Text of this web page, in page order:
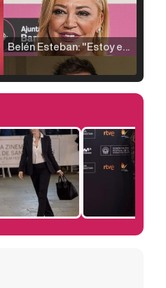
Belén Esteban: "Estoy emocionada, muy contenta y muy feliz por llegar a RTVE"
Manu Baqueiro: "Tuve como referente a Bruce Willis en 'Luz de Luna' para mi trabajo en la serie 'Perdiendo el juicio'"